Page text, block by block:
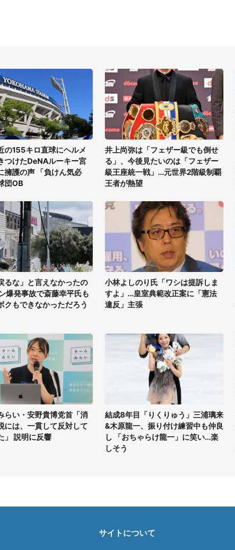
の155キロ直球にヘルメ
つけたDeNAルーキー宮
擁護の声 「負けん気必
団OB
井上尚弥は「フェザー級でも倒せ
る」、今後見たいのは「フェザー
級王座統一戦」...元世界2階級制覇
王者が熱望
るな」と言えなかったの
爆発事故で斎藤幸平氏も
クもできなかっただろう
小林よしのり氏「ワシは提訴しま
すよ」...皇室典範改正案に「憲法
違反」主張
らい・安野貴博党首「消
には、一貫して反対して
」 説明に反響
結成8年目「りくりゅう」三浦璃来
&木原龍一、振り付け練習中も仲良
し 「おちゃらけ龍一」に笑い...楽
しそう
サイトについて